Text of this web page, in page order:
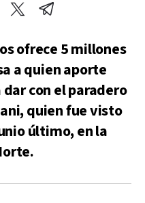
ofrece 5 millones
a quien aporte
con el paradero
quien fue visto
último, en la